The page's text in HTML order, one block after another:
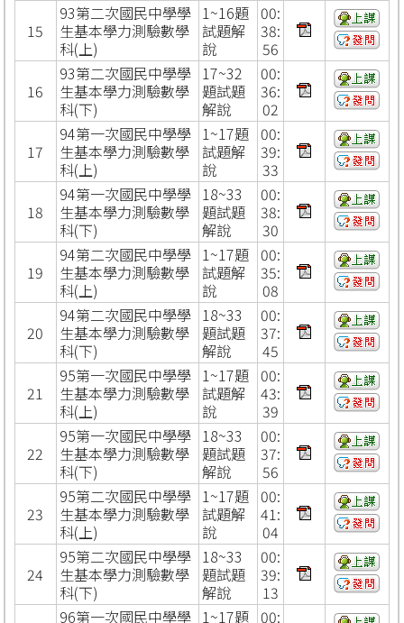
15
93第二次國民中學學
生基本學力測驗數學
科(上)
1~16題
試題解
說
00:
38:
56
16
93第二次國民中學學
生基本學力測驗數學
科(下)
17~32
題試題
解說
00:
36:
02
17
94第一次國民中學學
生基本學力測驗數學
科(上)
1~17題
試題解
說
00:
39:
33
18
94第一次國民中學學
生基本學力測驗數學
科(下)
18~33
題試題
解說
00:
38:
30
19
94第二次國民中學學
生基本學力測驗數學
科(上)
1~17題
試題解
說
00:
35:
08
20
94第二次國民中學學
生基本學力測驗數學
科(下)
18~33
題試題
解說
00:
37:
45
21
95第一次國民中學學
生基本學力測驗數學
科(上)
1~17題
試題解
說
00:
43:
39
22
95第一次國民中學學
生基本學力測驗數學
科(下)
18~33
題試題
解說
00:
37:
56
23
95第二次國民中學學
生基本學力測驗數學
科(上)
1~17題
試題解
說
00:
41:
04
24
95第二次國民中學學
生基本學力測驗數學
科(下)
18~33
題試題
解說
00:
39:
13
96第一次國民中學學 1~17題 00: